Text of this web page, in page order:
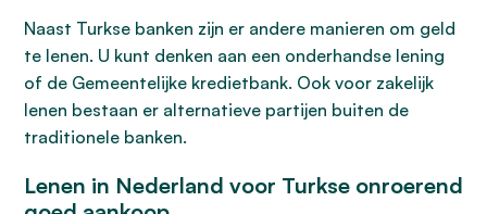
Naast Turkse banken zijn er andere manieren om geld
te lenen. U kunt denken aan een onderhandse lening
of de Gemeentelijke kredietbank. Ook voor zakelijk
lenen bestaan er alternatieve partijen buiten de
traditionele banken.
Lenen in Nederland voor Turkse onroerend